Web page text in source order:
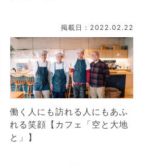
掲載日：2022.02.22
働く人にも訪れる人にもあふ
れる笑顔【カフェ「空と大地
と」】